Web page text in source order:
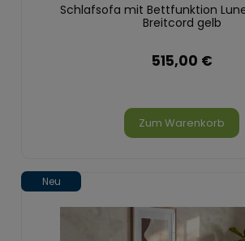
Schlafsofa mit Bettfunktion
Breitcord gelb
515,00 €
Zum Warenkorb
Neu